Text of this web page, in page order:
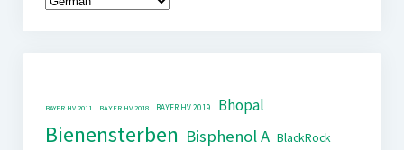
BAYER HV 2011 BAYER HV 2018 BAYER HV 2019 Bhopal
Bienensterben Bisphenol A BlackRock